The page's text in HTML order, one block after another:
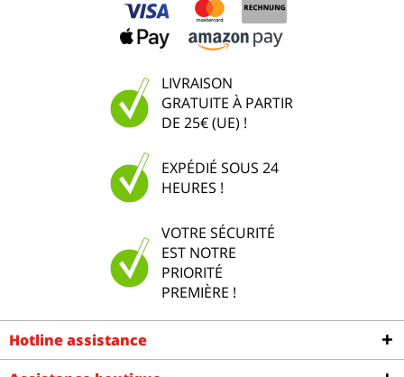
LIVRAISON
GRATUITE À PARTIR
DE 25€ (UE) !
EXPÉDIÉ SOUS 24
HEURES !
VOTRE SÉCURITÉ
EST NOTRE
PRIORITÉ
PREMIÈRE !
Hotline assistance